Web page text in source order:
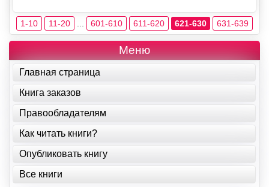
1-10 11-20 601-610 611-620 621-630 631-639
Меню
Главная страница
Книга заказов
Правообладателям
Как читать книги?
Опубликовать книгу
Все книги